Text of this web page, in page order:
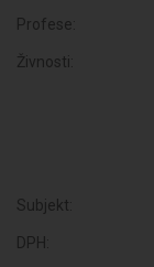
Profese:
Živnosti:
Subjekt:
DPH: